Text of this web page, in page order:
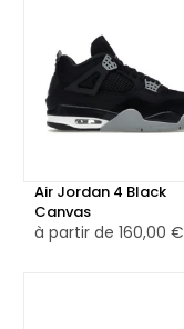
Air Jordan 4 Black
Canvas
à partir de 160,00 €